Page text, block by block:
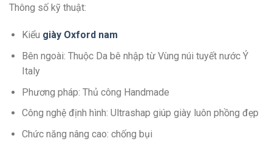
Thông số kỹ thuật:
Kiểu giày Oxford nam
Bên ngoài: Thuộc Da bê nhập từ Vùng núi tuyết nước Ý
Italy
Phương pháp: Thủ công Handmade
Công nghệ định hình: Ultrashap giúp giày luôn phồng đẹp
Chức năng nâng cao: chống bụi